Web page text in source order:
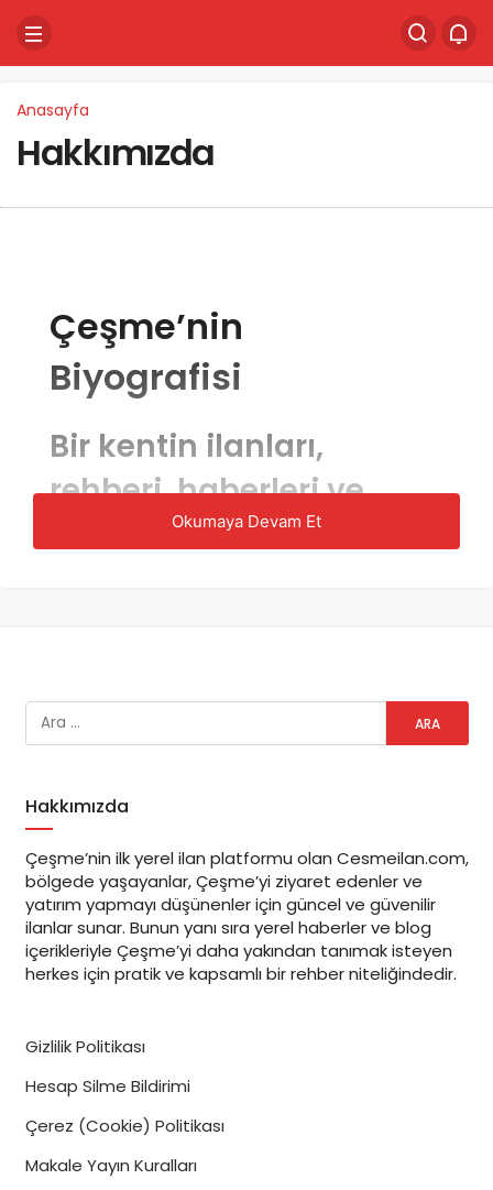
Anasayfa
Hakkımızda
Çeşme’nin
Biyografisi
Bir kentin ilanları,
rehberi, haberleri ve
yaşayan hikâyesi
değil;Çeşme’nin dijital hafızasıdır.
Neden Cesmeilan.com?
Çeşme odaklı, yerel platform
Okumaya Devam Et
Hakkımızda
Çeşme’nin ilk yerel ilan platformu olan Cesmeilan.com,
bölgede yaşayanlar, Çeşme’yi ziyaret edenler ve
yatırım yapmayı düşünenler için güncel ve güvenilir
ilanlar sunar. Bunun yanı sıra yerel haberler ve blog
içerikleriyle Çeşme’yi daha yakından tanımak isteyen
herkes için pratik ve kapsamlı bir rehber niteliğindedir.
Gizlilik Politikası
Hesap Silme Bildirimi
Çerez (Cookie) Politikası
Makale Yayın Kuralları